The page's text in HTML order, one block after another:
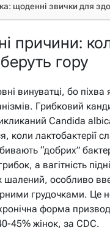
щоденні звички для
причини:
гору
винуватці, бо
Грибковий
Candida
коли лактобактерії
“добрих”
а вагітність
шалений, особливо
грудочками. Це
форма
45% жінок, за CDC.